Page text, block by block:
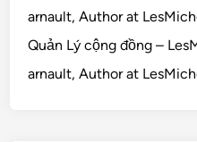
arnault, Author at
Quản Lý cộng đồng –
arnault, Author at